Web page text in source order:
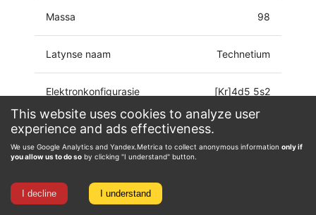
This website uses cookies to analyze user
experience and ads effectiveness.
We use Google Analytics and Yandex.Metrica to collect anonymous information only if
you allow us to do so by clicking "I understand" button.
I decline I understand
Massa 98
Latynse naam Technetium
Elektronkonfigurasie [Kr]4d5 5s2
Oksidasie toestand
-3, -1, 0, 1, 2, 3, 4, 5,
6, 7